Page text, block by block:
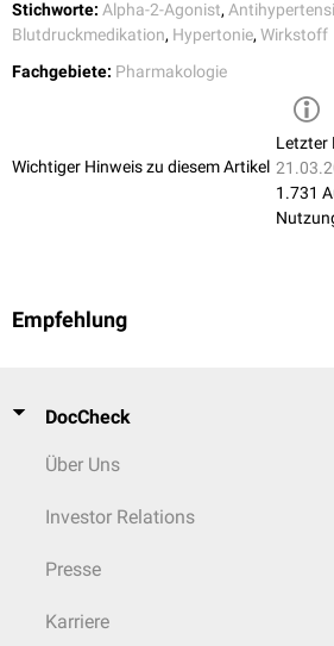
Stichworte: Alpha-2-Agonist,
Blutdruckmedikation, Hypertonie, Wirkstoff
Fachgebiete: Pharmakologie
Wichtiger Hinweis zu diesem Artikel
Letzter
1.731
Empfehlung
DocCheck
Über Uns
Investor Relations
Presse
Karriere